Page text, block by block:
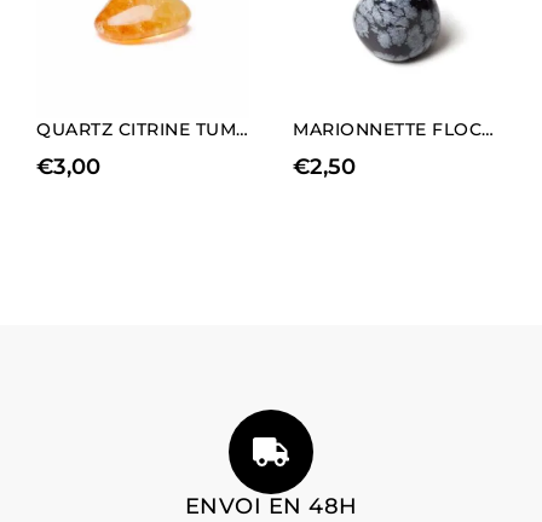
QUARTZ CITRINE TUMBLE
€3,00
MARIONNETTE FLOCON DE NEIGE EN OBSIDIENNE
€2,50
ENVOI EN 48H